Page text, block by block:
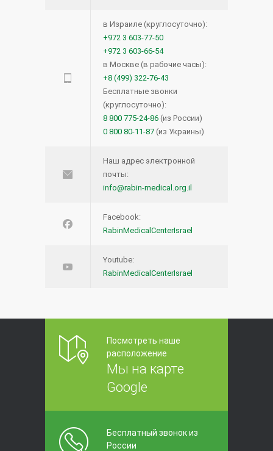
в Израиле (круглосуточно):
+972 3 603-77-50
+972 3 603-66-54
в Москве (в рабочие часы):
+8 (499) 322-76-43
Бесплатные звонки
(круглосуточно):
8 800 775-24-86 (из России)
0 800 80-11-87 (из Украины)
Наш адрес электронной
почты:
info@rabin-medical.org.il
Facebook:
RabinMedicalCenterIsrael
Youtube:
RabinMedicalCenterIsrael
Посмотреть наше
расположение
Мы на карте
Google
Бесплатный звонок из
России